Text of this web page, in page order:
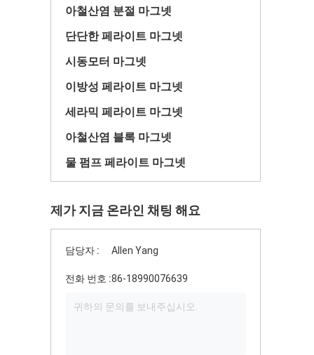
아철산염 분절 마그넷
단단한 페라이트 마그넷
시동모터 마그넷
이방성 페라이트 마그넷
세라믹 페라이트 마그넷
아철산염 블록 마그넷
물 펌프 페라이트 마그넷
제가 지금 온라인 채팅 해요
담당자 : Allen Yang
전화 번호 :86-18990076639